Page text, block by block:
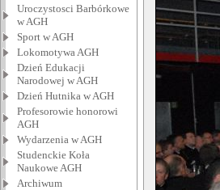
Uroczystosci Barbórkowe
w AGH
Sport w AGH
Lokomotywa AGH
Dzień Edukacji
Narodowej w AGH
Dzień Hutnika w AGH
Profesorowie honorowi
AGH
Wydarzenia w AGH
Studenckie Koła
Naukowe AGH
Archiwum